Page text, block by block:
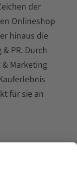
der
Onlineshop
hinaus die
PR. Durch
Marketing
für sie an